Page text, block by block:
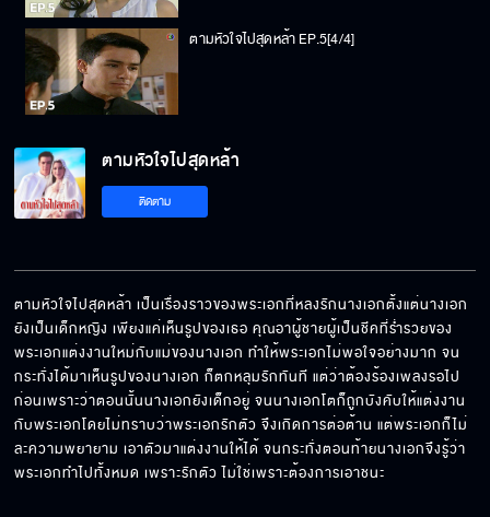
ตามหัวใจไปสุดหล้า EP.5[4/4]
ตามหัวใจไปสุดหล้า
ติดตาม
ตามหัวใจไปสุดหล้า เป็นเรื่องราวของพระเอกที่หลงรักนางเอกตั้งแต่นางเอก
ยังเป็นเด็กหญิง เพียงแค่เห็นรูปของเธอ คุณอาผู้ชายผู้เป็นชีคที่ร่ำรวยของ
พระเอกแต่งงานใหม่กับแม่ของนางเอก ทำให้พระเอกไม่พอใจอย่างมาก จน
กระทั่งได้มาเห็นรูปของนางเอก ก็ตกหลุมรักทันที แต่ว่าต้องร้องเพลงรอไป
ก่อนเพราะว่าตอนนั้นนางเอกยังเด็กอยู่ จนนางเอกโตก็ถูกบังคับให้แต่งงาน
กับพระเอกโดยไม่ทราบว่าพระเอกรักตัว จึงเกิดการต่อต้าน แต่พระเอกก็ไม่
ละความพยายาม เอาตัวมาแต่งงานให้ได้ จนกระทั่งตอนท้ายนางเอกจึงรู้ว่า
พระเอกทำไปทั้งหมด เพราะรักตัว ไม่ใช่เพราะต้องการเอาชนะ